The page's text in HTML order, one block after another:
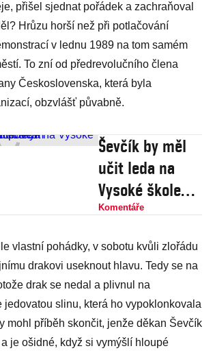
přišel sjednat pořádek a zachraňoval
Hrůzu horší než při potlačování
v lednu 1989 na tom samém
To zní od předrevolučního člena
Československa, která byla
obzvlášť půvabně.
Ševčík by měl
učit leda na
Vysoké škole
života.
výtržnictvím
ničí pověst
akademické
obce
Komentáře
vlastní pohádky, v sobotu kvůli zlořádu
drakovi useknout hlavu. Tedy se na
drak se nedal a plivnul na
jedovatou slinu, která ho vypoklonkovala
mohl příběh skončit, jenže děkan Ševčík
je ošidné, když si vymýšlí hloupé